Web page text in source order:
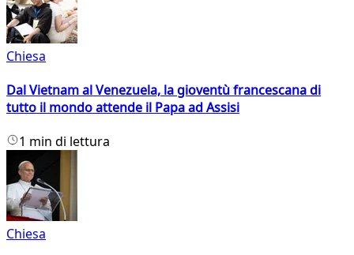
Chiesa
Dal Vietnam al Venezuela, la gioventù francescana di
tutto il mondo attende il Papa ad Assisi
1 min di lettura
Chiesa